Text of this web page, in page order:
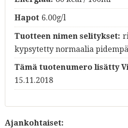
Hapot 6.00g/l
Tuotteen nimen selitykset:
kypsytetty normaalia
Tämä tuotenumero lisätty
15.11.2018
Ajankohtaiset: